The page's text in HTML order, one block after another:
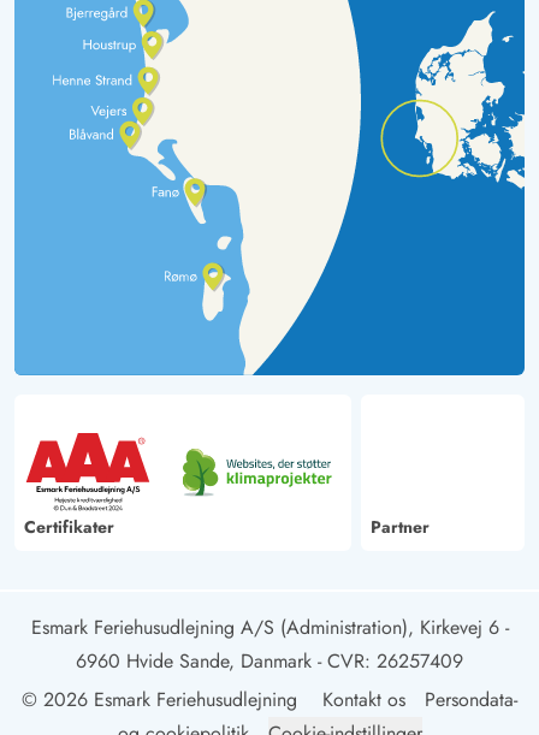
Certifikater Partner
Esmark Feriehusudlejning A/S (Administration), Kirkevej 6 -
6960 Hvide Sande, Danmark - CVR: 26257409
© 2026 Esmark Feriehusudlejning
Kontakt os
Persondata-